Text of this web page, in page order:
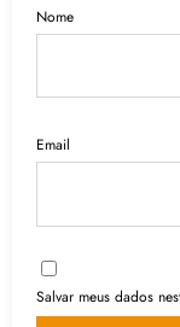
Nome
Email
Salvar meus dados